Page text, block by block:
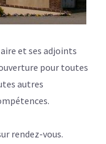
et ses adjoints
pour toutes
autres
rendez-vous.